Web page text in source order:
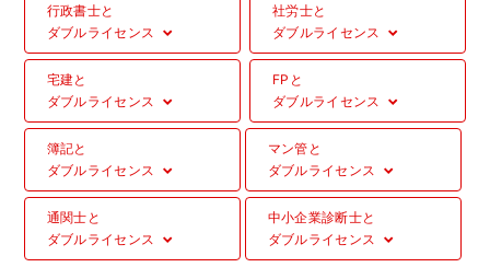
行政書士と
ダブルライセンス
down
社労士と
ダブルライセンス
down
宅建と
ダブルライセンス
down
FPと
ダブルライセンス
down
簿記と
ダブルライセンス
down
マン管と
ダブルライセンス
down
通関士と
ダブルライセンス
down
中小企業診断士と
ダブルライセンス
down